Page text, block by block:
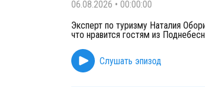
06.08.2026 • 00:00:00
Эксперт по туризму Наталия
что нравится гостям из
Слушать эпизод